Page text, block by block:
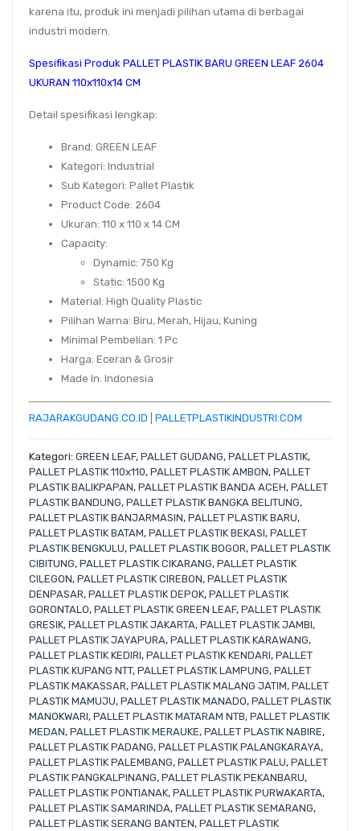
karena itu, produk ini menjadi pilihan utama di berbagai
industri modern.
Spesifikasi Produk PALLET PLASTIK BARU GREEN LEAF 2604
UKURAN 110x110x14 CM
Detail spesifikasi lengkap:
Brand: GREEN LEAF
Kategori: Industrial
Sub Kategori: Pallet Plastik
Product Code: 2604
Ukuran: 110 x 110 x 14 CM
Capacity:
Dynamic: 750 Kg
Static: 1500 Kg
Material: High Quality Plastic
Pilihan Warna: Biru, Merah, Hijau, Kuning
Minimal Pembelian: 1 Pc
Harga: Eceran & Grosir
Made In: Indonesia
RAJARAKGUDANG.CO.ID PALLETPLASTIKINDUSTRI.COM
Kategori: GREEN LEAF, PALLET GUDANG, PALLET PLASTIK,
PALLET PLASTIK 110x110, PALLET PLASTIK AMBON, PALLET
PLASTIK BALIKPAPAN, PALLET PLASTIK BANDA ACEH, PALLET
PLASTIK BANDUNG, PALLET PLASTIK BANGKA BELITUNG,
PALLET PLASTIK BANJARMASIN, PALLET PLASTIK BARU,
PALLET PLASTIK BATAM, PALLET PLASTIK BEKASI, PALLET
PLASTIK BENGKULU, PALLET PLASTIK BOGOR, PALLET PLASTIK
CIBITUNG, PALLET PLASTIK CIKARANG, PALLET PLASTIK
CILEGON, PALLET PLASTIK CIREBON, PALLET PLASTIK
DENPASAR, PALLET PLASTIK DEPOK, PALLET PLASTIK
GORONTALO, PALLET PLASTIK GREEN LEAF, PALLET PLASTIK
GRESIK, PALLET PLASTIK JAKARTA, PALLET PLASTIK JAMBI,
PALLET PLASTIK JAYAPURA, PALLET PLASTIK KARAWANG,
PALLET PLASTIK KEDIRI, PALLET PLASTIK KENDARI, PALLET
PLASTIK KUPANG NTT, PALLET PLASTIK LAMPUNG, PALLET
PLASTIK MAKASSAR, PALLET PLASTIK MALANG JATIM, PALLET
PLASTIK MAMUJU, PALLET PLASTIK MANADO, PALLET PLASTIK
MANOKWARI, PALLET PLASTIK MATARAM NTB, PALLET PLASTIK
MEDAN, PALLET PLASTIK MERAUKE, PALLET PLASTIK NABIRE,
PALLET PLASTIK PADANG, PALLET PLASTIK PALANGKARAYA,
PALLET PLASTIK PALEMBANG, PALLET PLASTIK PALU, PALLET
PLASTIK PANGKALPINANG, PALLET PLASTIK PEKANBARU,
PALLET PLASTIK PONTIANAK, PALLET PLASTIK PURWAKARTA,
PALLET PLASTIK SAMARINDA, PALLET PLASTIK SEMARANG,
PALLET PLASTIK SERANG BANTEN, PALLET PLASTIK